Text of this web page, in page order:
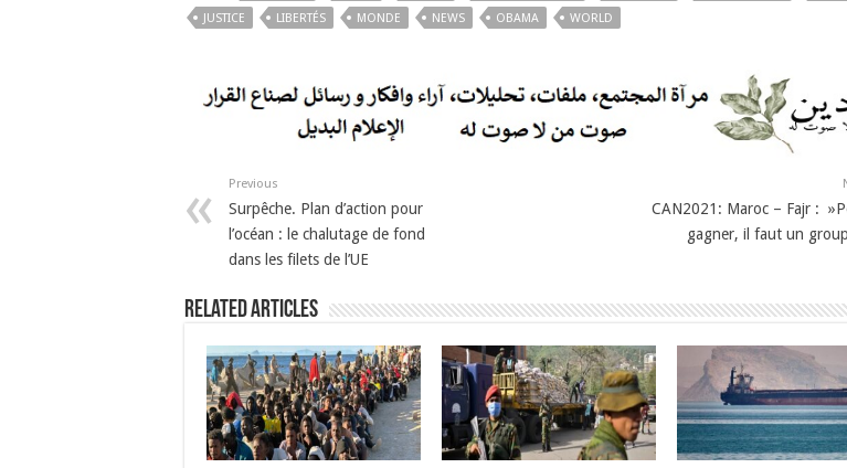
JUSTICE
LIBERTÉS MONDE NEWS OBAMA WORLD
Previous
Surpêche. Plan d’action pour
l’océan : le chalutage de fond
dans les filets de l’UE
CAN2021: Maroc – Fajr :
gagner, il faut un
Related Articles